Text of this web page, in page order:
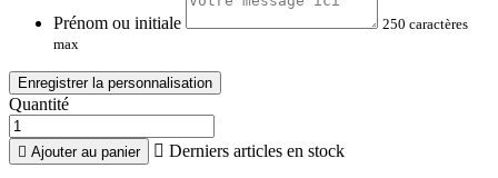
Prénom ou initiale
250 caractères
max
Enregistrer la personnalisation
Quantité
 Ajouter au panier  Derniers articles en stock